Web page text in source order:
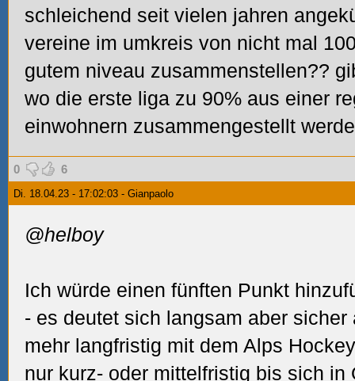
schleichend seit vielen jahren
vereine im umkreis von nicht mal
gutem niveau zusammenstellen??
wo die erste liga zu 90% aus einer
einwohnern zusammengestellt
0 6
Di. 18.04.23 - 17:02:03 - Gianpaolo
@helboy
Ich würde einen fünften Punkt
- es deutet sich langsam aber
mehr langfristig mit dem Alps
nur kurz- oder mittelfristig bis sich in